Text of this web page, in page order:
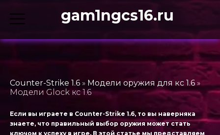
gam1ngcs16.ru
Counter-Strike 1.6 » Модели оружия для кс 1.6 »
Модели Glock кс 1.6
Если вы играете в Counter-Strike 1.6, то вы наверняка
знаете, что правильный выбор оружия может стать
ключом к успеху в игре. В этой статье мы представляем